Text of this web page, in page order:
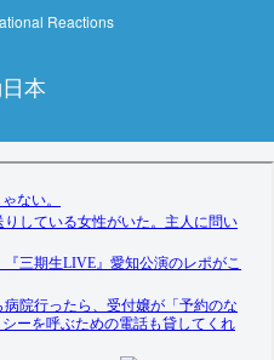
Reactions
本